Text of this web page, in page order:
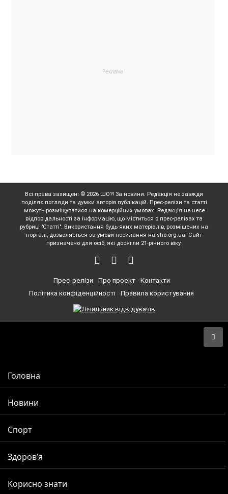
Всі права захищені © 2026 ШО?! За новини. Редакція не завжди
поділяє погляди та думки авторів публікацій. Прес-релізи та статті
можуть розміщуватися на комерційних умовах. Редакція не несе
відповідальності за інформацію, що міститься в прес-релізах та
рубриці "Статті". Використання будь-яких матеріалів, розміщених на
порталі, дозволяється за умови посилання на sho.org.ua. Сайт
призначено для осіб, які досягли 21-річного віку.
Прес-релізи Про проект
Контакти
Політика конфіденційності
Правила користування
Головна
Новини
Спорт
Здоров’я
Корисно знати